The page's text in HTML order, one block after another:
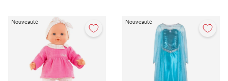
Nouveauté Nouveauté